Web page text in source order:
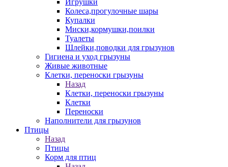
Игрушки
Колеса,прогулочные шары
Купалки
Миски,кормушки,поилки
Туалеты
Шлейки,поводки для грызунов
Гигиена и уход грызуны
Живые животные
Клетки, переноски грызуны
Назад
Клетки, переноски грызуны
Клетки
Переноски
Наполнители для грызунов
Птицы
Назад
Птицы
Корм для птиц